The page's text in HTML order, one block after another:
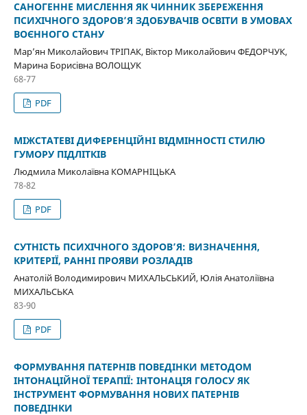
САНОГЕННЕ МИСЛЕННЯ ЯК ЧИННИК ЗБЕРЕЖЕННЯ
ПСИХІЧНОГО ЗДОРОВ’Я ЗДОБУВАЧІВ ОСВІТИ В УМОВАХ
ВОЄННОГО СТАНУ
Мар’ян Миколайович ТРІПАК, Віктор Миколайович ФЕДОРЧУК,
Марина Борисівна ВОЛОЩУК
68-77
PDF
МІЖСТАТЕВІ ДИФЕРЕНЦІЙНІ ВІДМІННОСТІ СТИЛЮ
ГУМОРУ ПІДЛІТКІВ
Людмила Миколаївна КОМАРНІЦЬКА
78-82
PDF
СУТНІСТЬ ПСИХІЧНОГО ЗДОРОВ’Я: ВИЗНАЧЕННЯ,
КРИТЕРІЇ, РАННІ ПРОЯВИ РОЗЛАДІВ
Анатолій Володимирович МИХАЛЬСЬКИЙ, Юлія Анатоліївна
МИХАЛЬСЬКА
83-90
PDF
ФОРМУВАННЯ ПАТЕРНІВ ПОВЕДІНКИ МЕТОДОМ
ІНТОНАЦІЙНОЇ ТЕРАПІЇ: ІНТОНАЦІЯ ГОЛОСУ ЯК
ІНСТРУМЕНТ ФОРМУВАННЯ НОВИХ ПАТЕРНІВ
ПОВЕДІНКИ